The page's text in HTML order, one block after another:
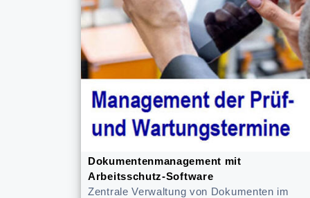
Dokumentenmanagement mit
Arbeitsschutz-Software
Zentrale Verwaltung von Dokumenten im